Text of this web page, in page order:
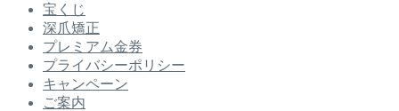
宝くじ
深爪矯正
プレミアム金券
プライバシーポリシー
キャンペーン
ご案内